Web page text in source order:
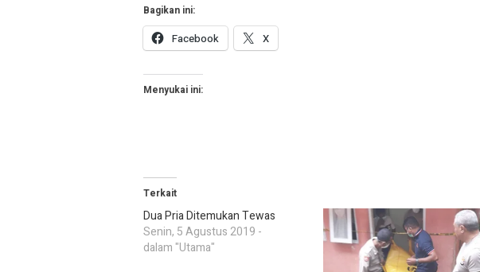
Bagikan ini:
Facebook X
Menyukai ini:
Terkait
Dua Pria Ditemukan Tewas
Senin, 5 Agustus 2019 -
dalam "Utama"